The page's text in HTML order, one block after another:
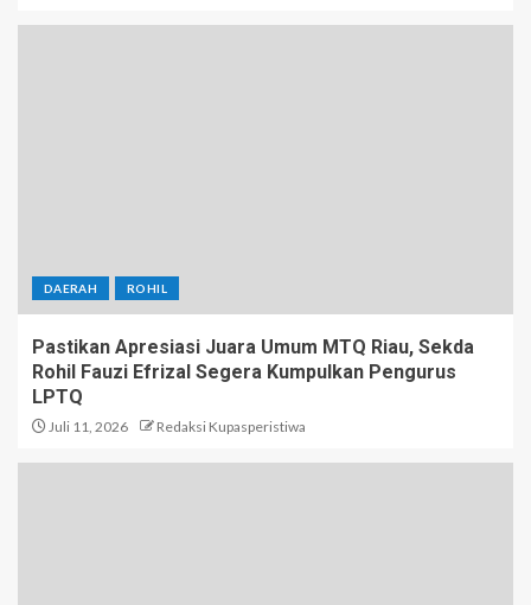
DAERAH ROHIL
Pastikan Apresiasi Juara Umum MTQ Riau, Sekda
Rohil Fauzi Efrizal Segera Kumpulkan Pengurus
LPTQ
Juli 11, 2026 Redaksi Kupasperistiwa